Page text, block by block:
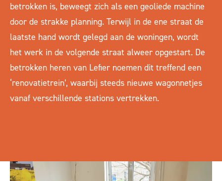
betrokken is, beweegt zich als een geoliede machine
door de strakke planning. Terwijl in de ene straat de
laatste hand wordt gelegd aan de woningen, wordt
het werk in de volgende straat alweer opgestart. De
betrokken heren van Lefier noemen dit treffend een
‘renovatietrein’, waarbij steeds nieuwe wagonnetjes
vanaf verschillende stations vertrekken.